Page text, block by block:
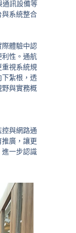
通訊設備等
系統整合
體驗中認
性。通航
視系統規
紮根，透
與實務概
與網路通
廣，讓更
一步認識